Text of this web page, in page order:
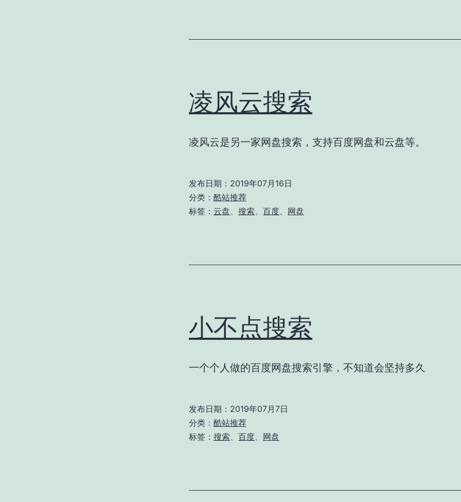
凌风云搜索
凌风云是另一家网盘搜索，支持百度网盘和云盘等。
发布日期： 2019年07月16日
分类： 酷站推荐
标签： 云盘、 搜索、 百度、 网盘
小不点搜索
一个个人做的百度网盘搜索引擎，不知道会坚持多久
发布日期： 2019年07月7日
分类： 酷站推荐
标签： 搜索、 百度、 网盘